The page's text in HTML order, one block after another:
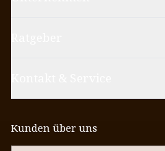
Kunden über uns